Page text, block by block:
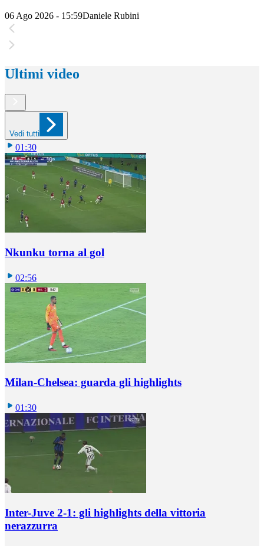
06 Ago 2026 - 15:59Daniele Rubini
Ultimi video
Vedi tutti
01:30
Nkunku torna al gol
02:56
Milan-Chelsea: guarda gli highlights
01:30
Inter-Juve 2-1: gli highlights della vittoria
nerazzurra